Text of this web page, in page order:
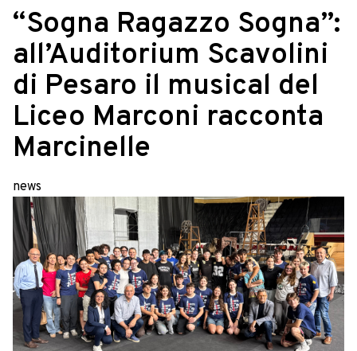
“Sogna Ragazzo Sogna”:
all’Auditorium Scavolini
di Pesaro il musical del
Liceo Marconi racconta
Marcinelle
news